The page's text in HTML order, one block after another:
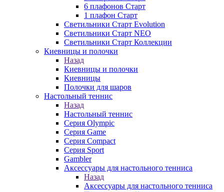
6 плафонов Старт
1 плафон Старт
Светильники Старт Evolution
Светильники Старт NEO
Светильники Старт Коллекции
Киевницы и полочки
Назад
Киевницы и полочки
Киевницы
Полочки для шаров
Настольный теннис
Назад
Настольный теннис
Серия Olympic
Серия Game
Серия Compact
Серия Sport
Gambler
Аксессуары для настольного тенниса
Назад
Аксессуары для настольного тенниса